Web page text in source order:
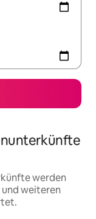
werden
weiteren